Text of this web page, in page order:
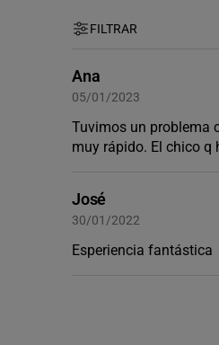
FILTRAR
Ana
05/01/2023
Tuvimos un problema
muy rápido. El chico q
José
30/01/2022
Esperiencia fantástica